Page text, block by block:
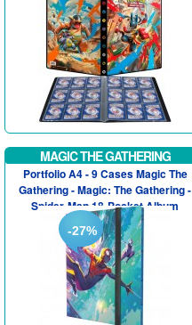
MAGIC THE GATHERING
Portfolio A4 - 9 Cases Magic The
Gathering - Magic: The Gathering -
Spider-Man 18-Pocket Album
-27%